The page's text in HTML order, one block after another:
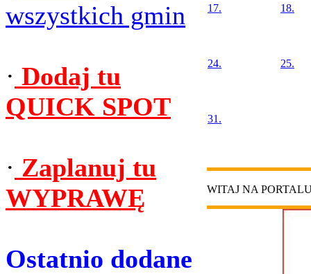
wszystkich gmin
· Dodaj tu
QUICK SPOT
· Zaplanuj tu
WYPRAWĘ
Ostatnio dodane
17. 18.
24. 25.
31.
WITAJ NA